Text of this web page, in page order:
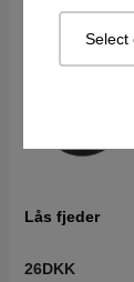
Select
Lås fjeder
26DKK